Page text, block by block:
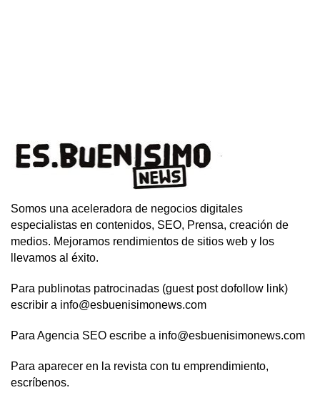
Somos una aceleradora de negocios digitales
especialistas en contenidos, SEO, Prensa, creación de
medios. Mejoramos rendimientos de sitios web y los
llevamos al éxito.
Para publinotas patrocinadas (guest post dofollow link)
escribir a info@esbuenisimonews.com
Para Agencia SEO escribe a info@esbuenisimonews.com
Para aparecer en la revista con tu emprendimiento,
escríbenos.